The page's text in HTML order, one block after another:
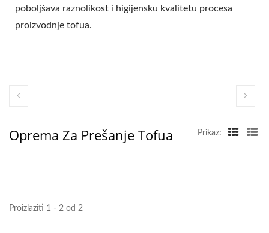
poboljšava raznolikost i higijensku kvalitetu procesa
proizvodnje tofua.
Oprema Za Prešanje Tofua Prikaz:
Proizlaziti 1 - 2 od 2